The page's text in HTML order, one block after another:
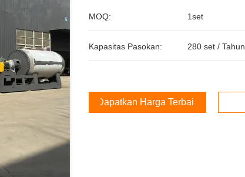
MOQ: 1set
Kapasitas Pasokan: 280 set / Tahun
Dapatkan Harga Terbaik